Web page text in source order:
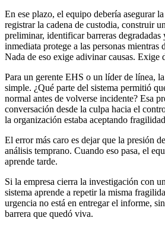
En ese plazo, el equipo debería asegurar
registrar la cadena de custodia, construir
preliminar, identificar barreras
inmediata protege a las personas mientras
Nada de eso exige adivinar causas. Exige
Para un gerente EHS o un líder de línea,
simple. ¿Qué parte del sistema permitió
normal antes de volverse incidente? Esa
conversación desde la culpa hacia el
la organización estaba aceptando
El error más caro es dejar que la presión
análisis temprano. Cuando eso pasa, el
aprende tarde.
Si la empresa cierra la investigación con
sistema aprende a repetir la misma
urgencia no está en entregar el informe,
barrera que quedó viva.